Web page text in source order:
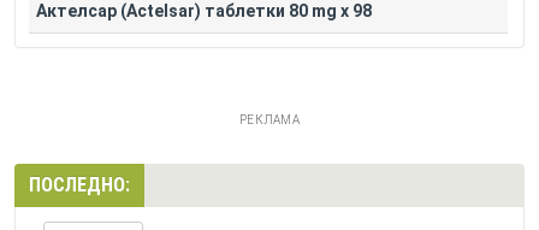
Актелсар (Actelsar) таблетки 80 mg x 98
РЕКЛАМА
ПОСЛЕДНО: